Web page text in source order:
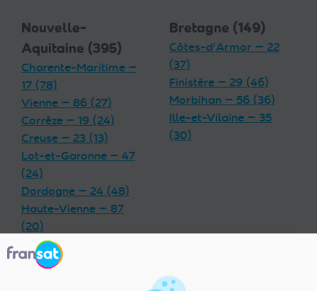
Nouvelle-
Aquitaine (395)
Charente-Maritime —
17 (78)
Vienne — 86 (27)
Corrèze — 19 (24)
Creuse — 23 (13)
Lot-et-Garonne — 47
(24)
Dordogne — 24 (48)
Haute-Vienne — 87
(20)
Charente — 16 (32)
Landes — 40 (33)
Bretagne (149)
Côtes-d'Armor — 22
(37)
Finistère — 29 (46)
Morbihan — 56 (36)
Ille-et-Vilaine — 35
(30)